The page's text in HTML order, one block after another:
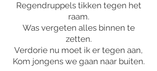
Regendruppels tikken tegen het
raam.
Was vergeten alles binnen te
zetten.
Verdorie nu moet ik er tegen aan,
Kom jongens we gaan naar buiten.